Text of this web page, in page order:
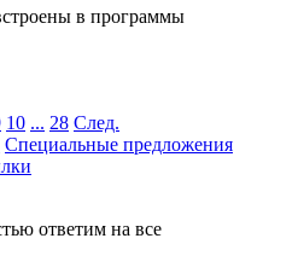
в программы
10 ... 28 След.
Специальные предложения
ответим на все